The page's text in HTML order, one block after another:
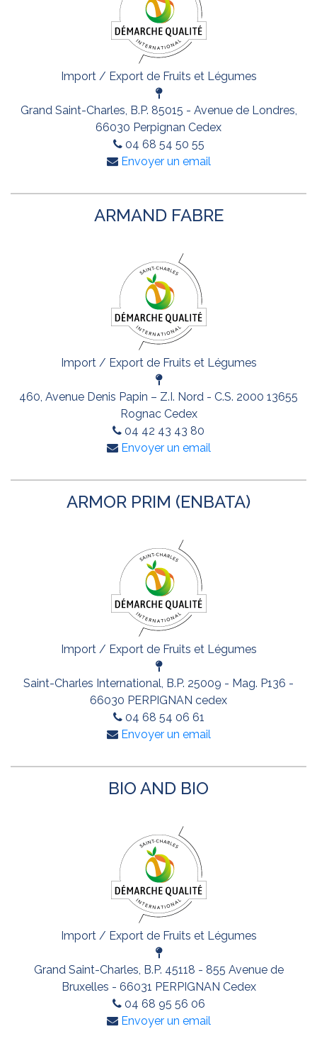
Import / Export de Fruits et Légumes
Grand Saint-Charles, B.P. 85015 - Avenue de Londres,
66030 Perpignan Cedex
04 68 54 50 55
Envoyer un email
ARMAND FABRE
Import / Export de Fruits et Légumes
460, Avenue Denis Papin – Z.I. Nord - C.S. 2000 13655
Rognac Cedex
04 42 43 43 80
Envoyer un email
ARMOR PRIM (ENBATA)
Import / Export de Fruits et Légumes
Saint-Charles International, B.P. 25009 - Mag. P136 -
66030 PERPIGNAN cedex
04 68 54 06 61
Envoyer un email
BIO AND BIO
Import / Export de Fruits et Légumes
Grand Saint-Charles, B.P. 45118 - 855 Avenue de
Bruxelles - 66031 PERPIGNAN Cedex
04 68 95 56 06
Envoyer un email